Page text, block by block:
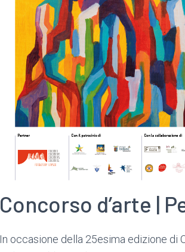
Concorso d’arte |
In occasione della 25esima edizione di